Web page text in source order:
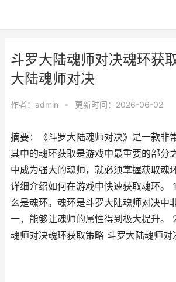
斗罗大陆魂师对决魂环获
大陆魂师对决
作者： admin • 更新时间：2026-06-02
摘要：《斗罗大陆魂师对决》是一款非
其中的魂环获取是游戏中最重要的部分
中成为强大的魂师，就必须掌握获取魂
详细介绍如何在游戏中快速获取魂环。
么是魂环。魂环是斗罗大陆魂师对决中
一，能够让魂师的属性得到极大提升。
魂师对决魂环获取策略 斗罗大陆魂师对